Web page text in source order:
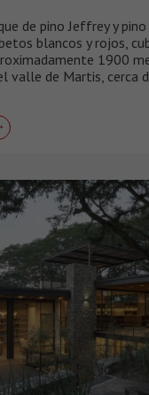
de pino Jeffrey y pino
blancos y rojos,
1900
valle de Martis, cerca